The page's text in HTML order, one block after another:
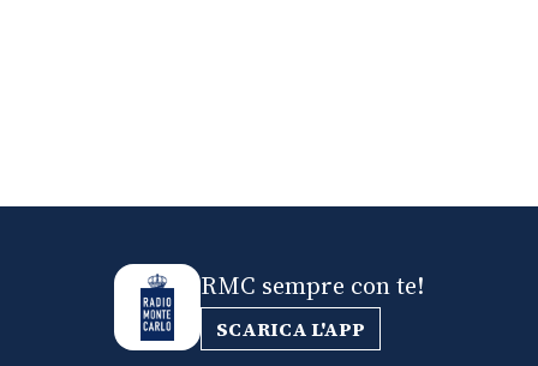
RMC sempre con te!
SCARICA L'APP